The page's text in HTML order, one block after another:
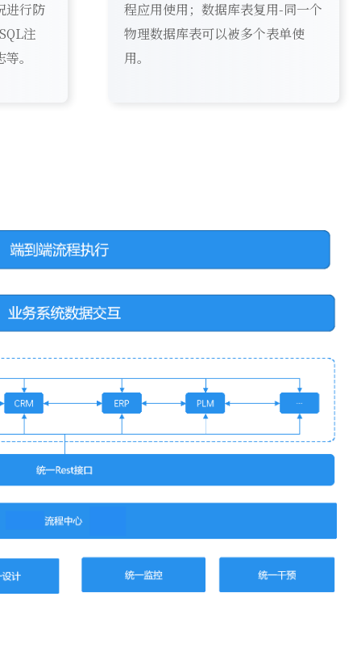
进行防
注
。
程应用使用；数据库表复用-同一个
物理数据库表可以被多个表单使
用。